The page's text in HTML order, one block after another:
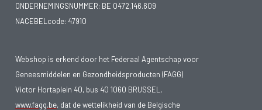
ONDERNEMINGSNUMMER: BE 0472.146.609
NACEBELcode: 47910
Webshop is erkend door het Federaal Agentschap voor
Geneesmiddelen en Gezondheidsproducten (FAGG)
Victor Hortaplein 40, bus 40 1060 BRUSSEL,
www.fagg.be, dat de wettelikheid van de Belgische